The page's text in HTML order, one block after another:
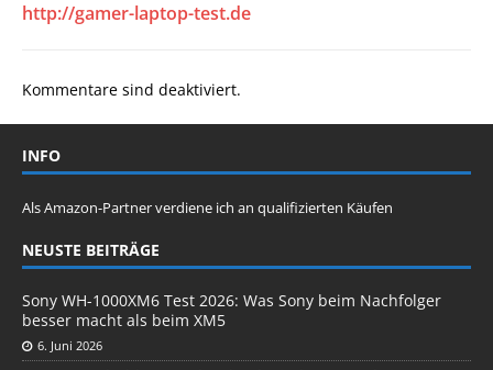
http://gamer-laptop-test.de
Kommentare sind deaktiviert.
INFO
Als Amazon-Partner verdiene ich an qualifizierten Käufen
NEUSTE BEITRÄGE
Sony WH-1000XM6 Test 2026: Was Sony beim Nachfolger
besser macht als beim XM5
6. Juni 2026